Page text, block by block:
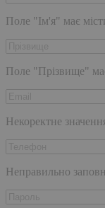
Поле "Ім'я" має
Поле "Прізвище"
Некоректне
Неправильно